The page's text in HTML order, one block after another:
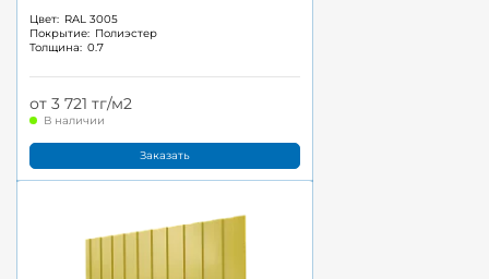
Цвет: RAL 3005
Покрытие: Полиэстер
Толщина: 0.7
от 3 721 тг/м2
В наличии
Заказать